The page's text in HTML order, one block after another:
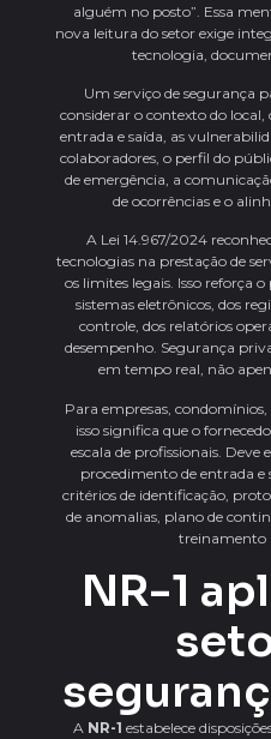
alguém no posto”. Essa
nova leitura do setor exige
tecnologia,
Um serviço de segurança
considerar o contexto do local,
entrada e saída, as
colaboradores, o perfil do
de emergência, a
de ocorrências e o
A Lei 14.967/2024
tecnologias na prestação de
os limites legais. Isso reforça
sistemas eletrônicos, dos
controle, dos relatórios
desempenho. Segurança
em tempo real, não
Para empresas,
isso significa que o
escala de profissionais.
procedimento de entrada e
critérios de identificação,
de anomalias, plano de
treinamento
NR-1
A NR-1 estabelece